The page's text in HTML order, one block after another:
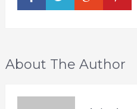
About The Author